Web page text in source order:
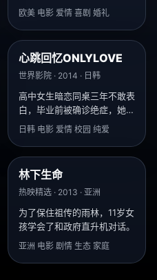
个女人有染。
欧美 电影 爱情 喜剧 婚礼
9.8
心跳回忆ONLYLOVE
世界影院 · 2014 · 日韩
高中女生暗恋同桌三年不敢表
白，毕业前被确诊绝症，她决
定用最后三个月让他爱上自
日韩 电影 爱情 校园 纯爱
林下生命
热映精选 · 2013 · 亚洲
为了保住祖传的雨林，11岁女
孩学会了和政府直升机对话。
亚洲 电影 剧情 生态 家庭